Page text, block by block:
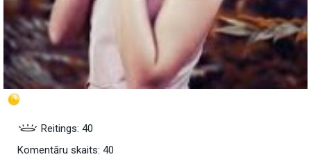
Reitings: 40
Komentāru skaits: 40